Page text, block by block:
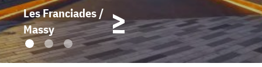
Les Franciades /
Massy